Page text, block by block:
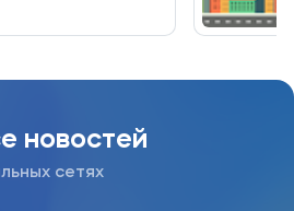
новостей
сетях